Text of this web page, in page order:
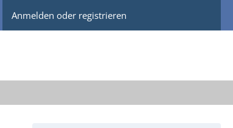
Anmelden oder registrieren